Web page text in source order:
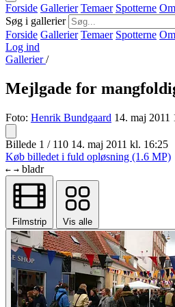
Forside Gallerier Temaer Spotterne
Søg i gallerier
Forside Gallerier Temaer Spotterne
Log ind
Gallerier/
Mejlgade for
Foto: Henrik Bundgaard 14. maj 2011
Billede 1 / 110 14. maj 2011 kl. 16:25
Køb billedet i fuld opløsning (1.6 MP)
← → bladr
Filmstrip Vis alle